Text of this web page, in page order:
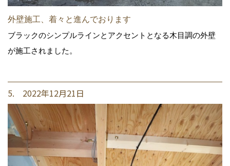
外壁施工、着々と進んでおります
ブラックのシンプルラインとアクセントとなる木目調の外壁
が施工されました。
5. 2022年12月21日